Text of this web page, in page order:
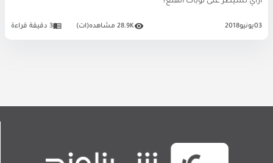
03يونيو2018 28.9K مشاهده(ات) 3 دقيقة قراءة